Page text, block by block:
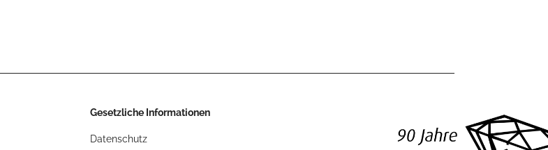
Gesetzliche Informationen
Datenschutz